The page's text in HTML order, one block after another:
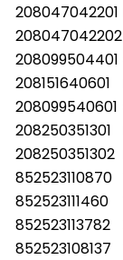
208047042201
208047042202
208099504401
208151640601
208099540601
208250351301
208250351302
852523110870
852523111460
852523113782
852523108137